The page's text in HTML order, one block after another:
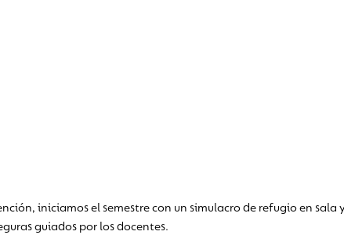
iniciamos el semestre con un simulacro de refugio en sala
guiados por los docentes.